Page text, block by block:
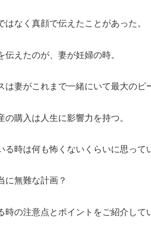
はなく真顔で伝えたことがあった。
伝えたのが、妻が妊婦の時。
は妻がこれまで一緒にいて最大のピ
の購入は人生に影響力を持つ。
る時は何も怖くないくらいに思って
に無難な計画？
時の注意点とポイントをご紹介して